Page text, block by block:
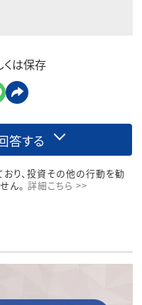
くは保存
答する
り、投資その他の行動を勧
ん。 詳細こちら >>